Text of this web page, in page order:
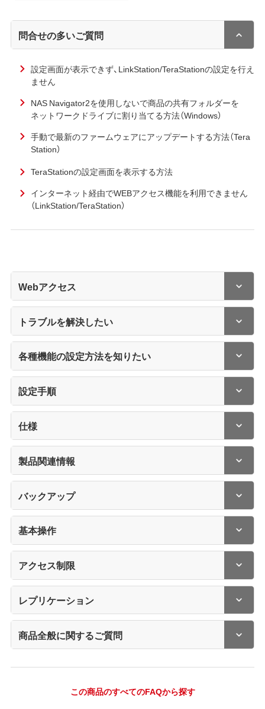
問合せの多いご質問
設定画面が表示できず、LinkStation/TeraStationの設定を行え
ません
NAS Navigator2を使用しないで商品の共有フォルダーを
ネットワークドライブに割り当てる方法（Windows）
手動で最新のファームウェアにアップデートする方法（Tera
Station）
TeraStationの設定画面を表示する方法
インターネット経由でWEBアクセス機能を利用できません
（LinkStation/TeraStation）
Webアクセス
トラブルを解決したい
各種機能の設定方法を知りたい
設定手順
仕様
製品関連情報
バックアップ
基本操作
アクセス制限
レプリケーション
商品全般に関するご質問
この商品のすべてのFAQから探す